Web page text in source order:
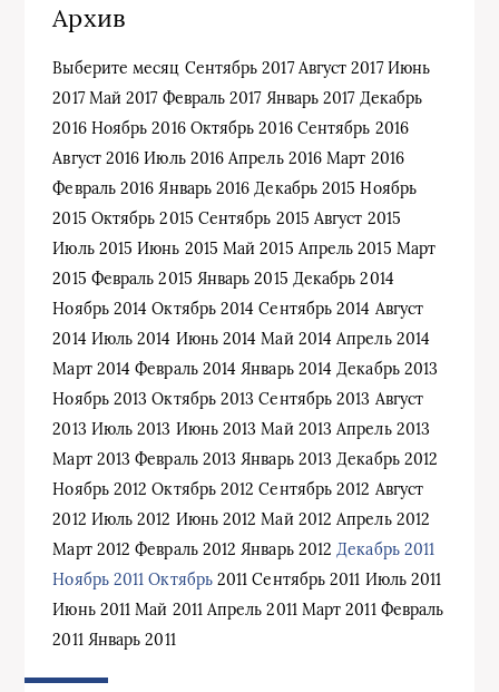
Архив
Выберите месяц Сентябрь 2017 Август 2017 Июнь
2017 Май 2017 Февраль 2017 Январь 2017 Декабрь
2016 Ноябрь 2016 Октябрь 2016 Сентябрь 2016
Август 2016 Июль 2016 Апрель 2016 Март 2016
Февраль 2016 Январь 2016 Декабрь 2015 Ноябрь
2015 Октябрь 2015 Сентябрь 2015 Август 2015
Июль 2015 Июнь 2015 Май 2015 Апрель 2015 Март
2015 Февраль 2015 Январь 2015 Декабрь 2014
Ноябрь 2014 Октябрь 2014 Сентябрь 2014 Август
2014 Июль 2014 Июнь 2014 Май 2014 Апрель 2014
Март 2014 Февраль 2014 Январь 2014 Декабрь 2013
Ноябрь 2013 Октябрь 2013 Сентябрь 2013 Август
2013 Июль 2013 Июнь 2013 Май 2013 Апрель 2013
Март 2013 Февраль 2013 Январь 2013 Декабрь 2012
Ноябрь 2012 Октябрь 2012 Сентябрь 2012 Август
2012 Июль 2012 Июнь 2012 Май 2012 Апрель 2012
Март 2012 Февраль 2012 Январь 2012Декабрь 2011
Ноябрь 2011 Октябрь2011 Сентябрь 2011 Июль 2011
Июнь 2011 Май 2011 Апрель 2011 Март 2011 Февраль
2011 Январь 2011